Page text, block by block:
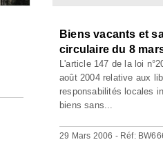
Biens vacants et
circulaire du 8
L'article 147 de la loi
août 2004 relative aux
responsabilités locales
biens sans...
29 Mars 2006 - Réf: